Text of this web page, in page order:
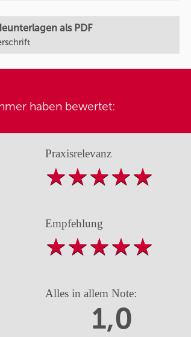
als PDF
haben bewertet:
Praxisrelevanz
Empfehlung
Alles in allem Note:
1,0